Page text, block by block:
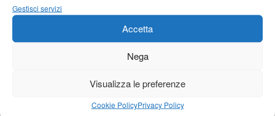
Gestisci servizi
Accetta
Nega
Visualizza le preferenze
Cookie PolicyPrivacy Policy